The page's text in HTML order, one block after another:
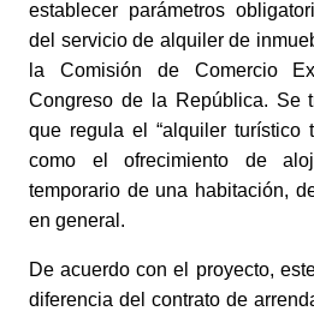
establecer parámetros
del servicio de alquiler de
la Comisión de Comercio
Congreso de la República. Se
que regula el “alquiler turístico
como el ofrecimiento de
temporario de una habitación,
en general.
De acuerdo con el proyecto,
diferencia del contrato de